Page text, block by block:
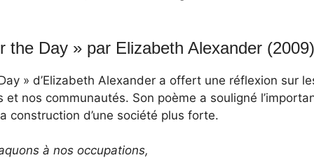
the Day » par Elizabeth Alexander (2009)
» d’Elizabeth Alexander a offert une réflexion sur
et nos communautés. Son poème a souligné
construction d’une société plus forte.
à nos occupations,